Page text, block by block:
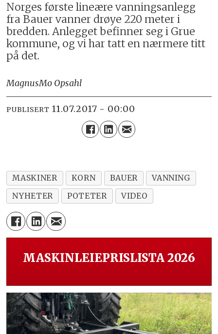
Norges første lineære vanningsanlegg
fra Bauer vanner drøye 220 meter i
bredden. Anlegget befinner seg i Grue
kommune, og vi har tatt en nærmere titt
på det.
MagnusMo Opsahl
PUBLISERT 11.07.2017 - 00:00
MASKINER KORN BAUER
VANNING
NYHETER
POTETER VIDEO
MASKINLEIEPRISLISTA 2026